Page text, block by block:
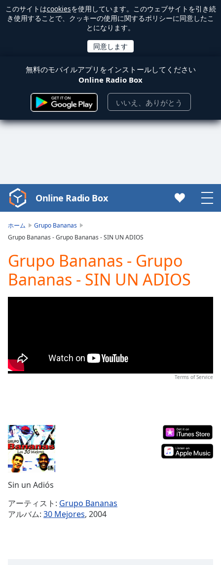
このサイトはcookiesを使用しています。このウェブサイトを引き続
き使用することで、クッキーの使用に関するポリシーに同意したこ
とになります。
無料のモバイルアプリをインストールしてください
Online Radio Box
いいえ、ありがとう
Video
Player
loading.
Video
Play
Skip
Backward
Skip
Duration
Loaded
currently
behind
liveLIVE
Remaining
Time-
Playback
Rate
Online Radio Box
ホーム
Grupo Bananas
Grupo Bananas - Grupo Bananas - SIN UN ADIOS
Grupo Bananas - Grupo
Bananas - SIN UN ADIOS
Terms of Service
Sin un Adiós
アーティスト: Grupo Bananas
アルバム: 30 Mejores, 2004